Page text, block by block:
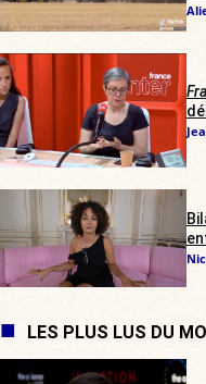
LES PLUS LUS DU